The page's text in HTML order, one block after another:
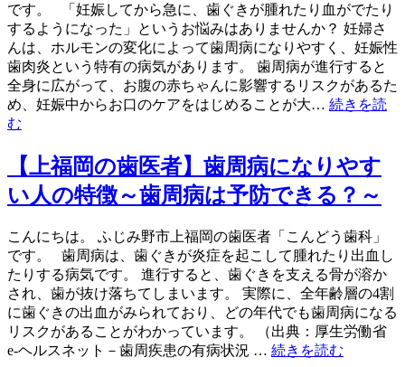
です。 「妊娠してから急に、歯ぐきが腫れたり血がでたり
するようになった」というお悩みはありませんか？ 妊婦さ
んは、ホルモンの変化によって歯周病になりやすく、妊娠性
歯肉炎という特有の病気があります。 歯周病が進行すると
全身に広がって、お腹の赤ちゃんに影響するリスクがあるた
め、妊娠中からお口のケアをはじめることが大… 続きを読
む
【上福岡の歯医者】歯周病になりやす
い人の特徴～歯周病は予防できる？～
こんにちは。 ふじみ野市上福岡の歯医者「こんどう歯科」
です。 歯周病は、歯ぐきが炎症を起こして腫れたり出血し
たりする病気です。 進行すると、歯ぐきを支える骨が溶か
され、歯が抜け落ちてしまいます。 実際に、全年齢層の4割
に歯ぐきの出血がみられており、どの年代でも歯周病になる
リスクがあることがわかっています。 （出典：厚生労働省
e-ヘルスネット－歯周疾患の有病状況 … 続きを読む